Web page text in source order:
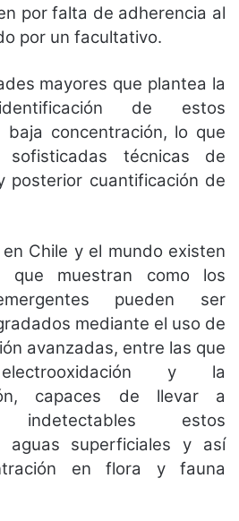
por falta de adherencia al
por un facultativo.
mayores que plantea la
de estos
baja concentración, lo que
técnicas de
posterior cuantificación de
Chile y el mundo existen
que muestran como los
pueden ser
mediante el uso de
avanzadas, entre las que
y la
capaces de llevar a
indetectables estos
aguas superficiales y así
en flora y fauna